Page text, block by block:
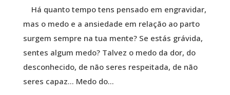
Há quanto tempo tens pensado em engravidar,
mas o medo e a ansiedade em relação ao parto
surgem sempre na tua mente? Se estás grávida,
sentes algum medo? Talvez o medo da dor, do
desconhecido, de não seres respeitada, de não
seres capaz… Medo do...